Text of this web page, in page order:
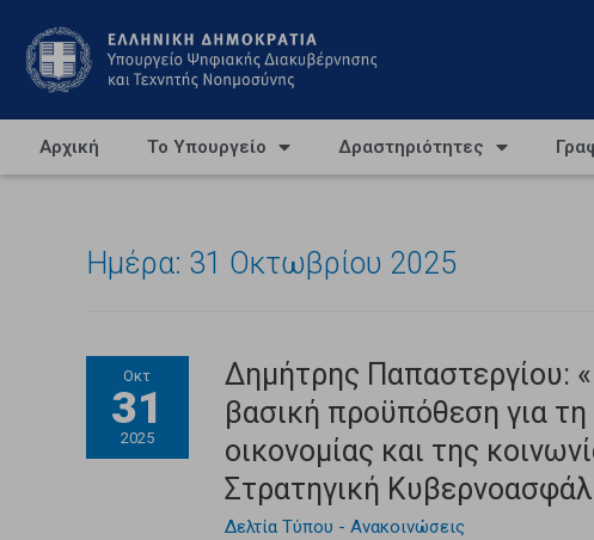
Αρχική Το Υπουργείο Δραστηριότητες
Ημέρα: 31 Οκτωβρίου 2025
Οκτ
31
2025
Δημήτρης Παπαστεργίου:
βασική προϋπόθεση για
οικονομίας και της
Στρατηγική
Δελτία Τύπου - Ανακοινώσεις